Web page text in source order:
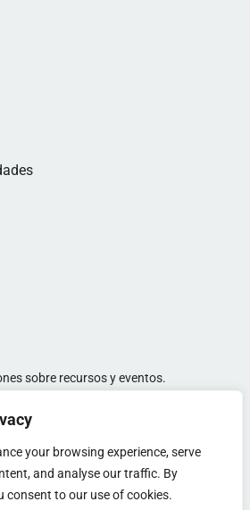
your browsing experience, serve
and analyse our traffic. By
consent to our use of cookies.
sobre recursos y eventos.